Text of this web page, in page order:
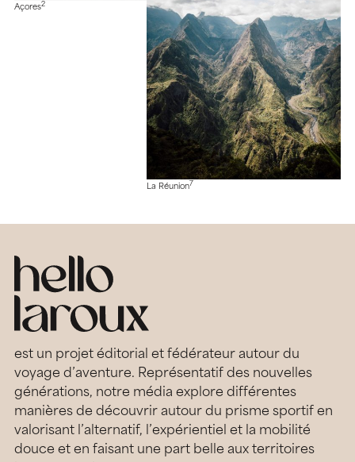
Açores2
La Réunion7
est un projet éditorial et fédérateur autour du
voyage d’aventure. Représentatif des nouvelles
générations, notre média explore différentes
manières de découvrir autour du prisme sportif en
valorisant l’alternatif, l’expérientiel et la mobilité
douce et en faisant une part belle aux territoires